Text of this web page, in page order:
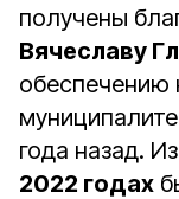
получены
Вячеславу
обеспечению
года назад.
2022 годах